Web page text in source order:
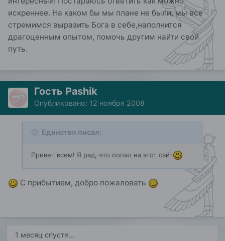
искреннее. На каком бы мы плане не были, мы все
стремимся выразить Бога в себе,наполнится
драгоценным опытом, помочь другим найти свой
путь.
Гость Pashik
Опубликовано: 12 ноября 2008
Единство писал:
Привет всем! Я рад, что попал на этот сайт
С прибытием, добро пожаловать
1 месяц спустя...